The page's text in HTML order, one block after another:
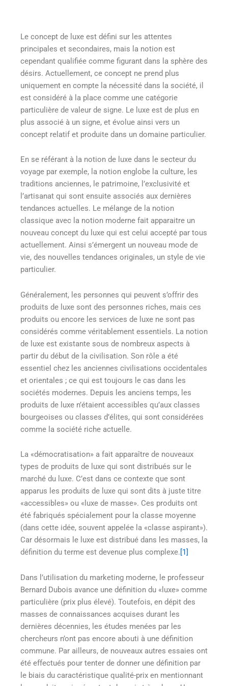
Le concept de luxe est défini sur les attentes
principales et secondaires, mais la notion est
cependant qualifiée comme figurant dans la sphère des
désirs. Actuellement, ce concept ne prend plus
uniquement en compte la nécessité dans la société, il
est considéré à la place comme une catégorie
particulière de valeur de signe. Le luxe est de plus en
plus associé à un signe, et évolue ainsi vers un
concept relatif et produite dans un domaine particulier.
En se référant à la notion de luxe dans le secteur du
voyage par exemple, la notion englobe la culture, les
traditions anciennes, le patrimoine, l’exclusivité et
l’artisanat qui sont ensuite associés aux dernières
tendances actuelles. Le mélange de la notion
classique avec la notion moderne fait apparaitre un
nouveau concept du luxe qui est celui accepté par tous
actuellement. Ainsi s’émergent un nouveau mode de
vie, des nouvelles tendances originales, un style de vie
particulier.
Généralement, les personnes qui peuvent s’offrir des
produits de luxe sont des personnes riches, mais ces
produits ou encore les services de luxe ne sont pas
considérés comme véritablement essentiels. La notion
de luxe est existante sous de nombreux aspects à
partir du début de la civilisation. Son rôle a été
essentiel chez les anciennes civilisations occidentales
et orientales ; ce qui est toujours le cas dans les
sociétés modernes. Depuis les anciens temps, les
produits de luxe n’étaient accessibles qu’aux classes
bourgeoises ou classes d’élites, qui sont considérées
comme la société riche actuelle.
La «démocratisation» a fait apparaître de nouveaux
types de produits de luxe qui sont distribués sur le
marché du luxe. C’est dans ce contexte que sont
apparus les produits de luxe qui sont dits à juste titre
«accessibles» ou «luxe de masse». Ces produits ont
été fabriqués spécialement pour la classe moyenne
(dans cette idée, souvent appelée la «classe aspirant»).
Car désormais le luxe est distribué dans les masses, la
définition du terme est devenue plus complexe.[1]
Dans l’utilisation du marketing moderne, le professeur
Bernard Dubois avance une définition du «luxe» comme
particulière (prix plus élevé). Toutefois, en dépit des
masses de connaissances acquises durant les
dernières décennies, les études menées par les
chercheurs n’ont pas encore abouti à une définition
commune. Par ailleurs, de nouveaux autres essaies ont
été effectués pour tenter de donner une définition par
le biais du caractéristique qualité-prix en mentionnant